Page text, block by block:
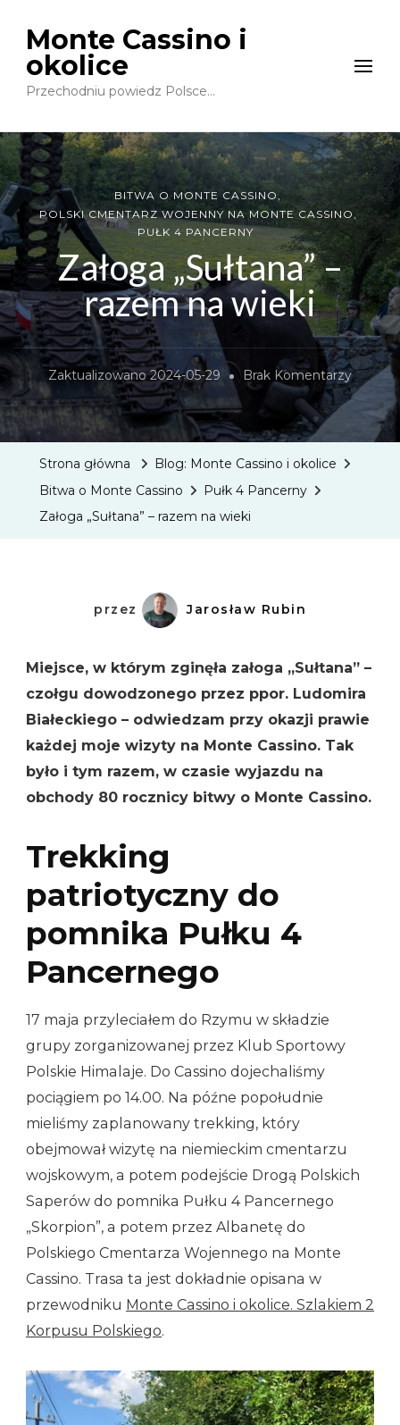
Monte Cassino i
okolice
Przechodniu powiedz Polsce…
BITWA O MONTE CASSINO
POLSKI CMENTARZ WOJENNY NA MONTE CASSINO
PUŁK 4 PANCERNY
Załoga „Sułtana” –
razem na wieki
Zaktualizowano2024-05-29 Brak KomentarzyDo
Załoga
Strona główna
Blog: Monte Cassino i okolice
Bitwa o Monte Cassino
Pułk 4 Pancerny
Załoga „Sułtana” – razem na wieki
przez Jarosław Rubin
Miejsce, w którym zginęła załoga „Sułtana” –
czołgu dowodzonego przez ppor. Ludomira
Białeckiego – odwiedzam przy okazji prawie
każdej moje wizyty na Monte Cassino. Tak
było i tym razem, w czasie wyjazdu na
obchody 80 rocznicy bitwy o Monte Cassino.
Trekking
patriotyczny do
pomnika Pułku 4
Pancernego
17 maja przyleciałem do Rzymu w składzie
grupy zorganizowanej przez Klub Sportowy
Polskie Himalaje. Do Cassino dojechaliśmy
pociągiem po 14.00. Na późne popołudnie
mieliśmy zaplanowany trekking, który
obejmował wizytę na niemieckim cmentarzu
wojskowym, a potem podejście Drogą Polskich
Saperów do pomnika Pułku 4 Pancernego
„Skorpion”, a potem przez Albanetę do
Polskiego Cmentarza Wojennego na Monte
Cassino. Trasa ta jest dokładnie opisana w
przewodniku Monte Cassino i okolice. Szlakiem 2
Korpusu Polskiego.